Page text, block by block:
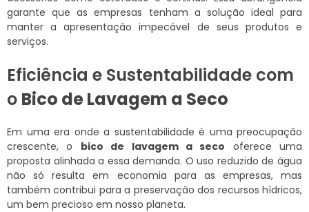
garante que as empresas tenham a solução ideal para
manter a apresentação impecável de seus produtos e
serviços.
Eficiência e Sustentabilidade com
o Bico de Lavagem a Seco
Em uma era onde a sustentabilidade é uma preocupação
crescente, o bico de lavagem a seco oferece uma
proposta alinhada a essa demanda. O uso reduzido de água
não só resulta em economia para as empresas, mas
também contribui para a preservação dos recursos hídricos,
um bem precioso em nosso planeta.